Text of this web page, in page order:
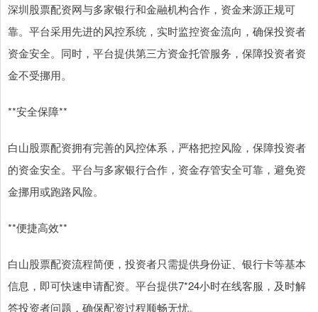
深圳股票配资网与多家银行和金融机构合作，资金来源正规可
靠。平台采用先进的风控系统，实时监控资金流向，确保投资者
资金安全。同时，平台提供第三方资金托管服务，保障投资者资
金不受挪用。
**安全保障**
白山股票配资拥有完善的风控体系，严格把控风险，保障投资者
的资金安全。平台与多家银行合作，资金存管安全可靠，避免资
金挪用或跑路风险。
**便捷高效**
白山股票配资流程简便，投资者只需提供身份证、银行卡等基本
信息，即可快速申请配资。平台提供7*24小时在线客服，及时解
答投资者问题，确保配资过程顺畅无忧。